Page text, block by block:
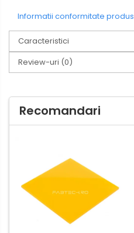
Informatii conformitate produs
Caracteristici
Review-uri (0)
Recomandari